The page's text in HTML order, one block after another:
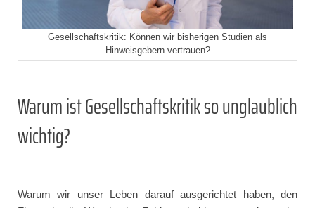
Gesellschaftskritik: Können wir bisherigen Studien als
Hinweisgebern vertrauen?
Warum ist Gesellschaftskritik so unglaublich
wichtig?
Warum wir unser Leben darauf ausgerichtet haben, den